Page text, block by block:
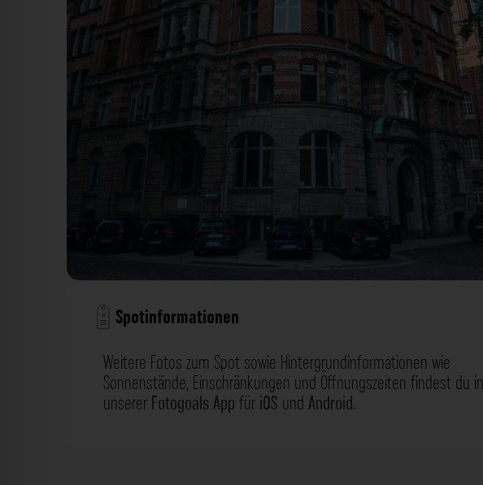
Spotinformationen
Weitere Fotos zum Spot sowie Hintergrundinformationen wie
Sonnenstände, Einschränkungen und Öffnungszeiten findest du in
unsererFotogoals AppfüriOS undAndroid.